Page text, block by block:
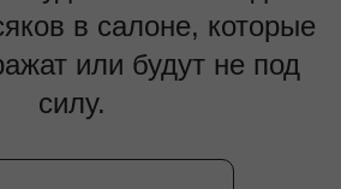
в салоне, которые
или будут не под
силу.